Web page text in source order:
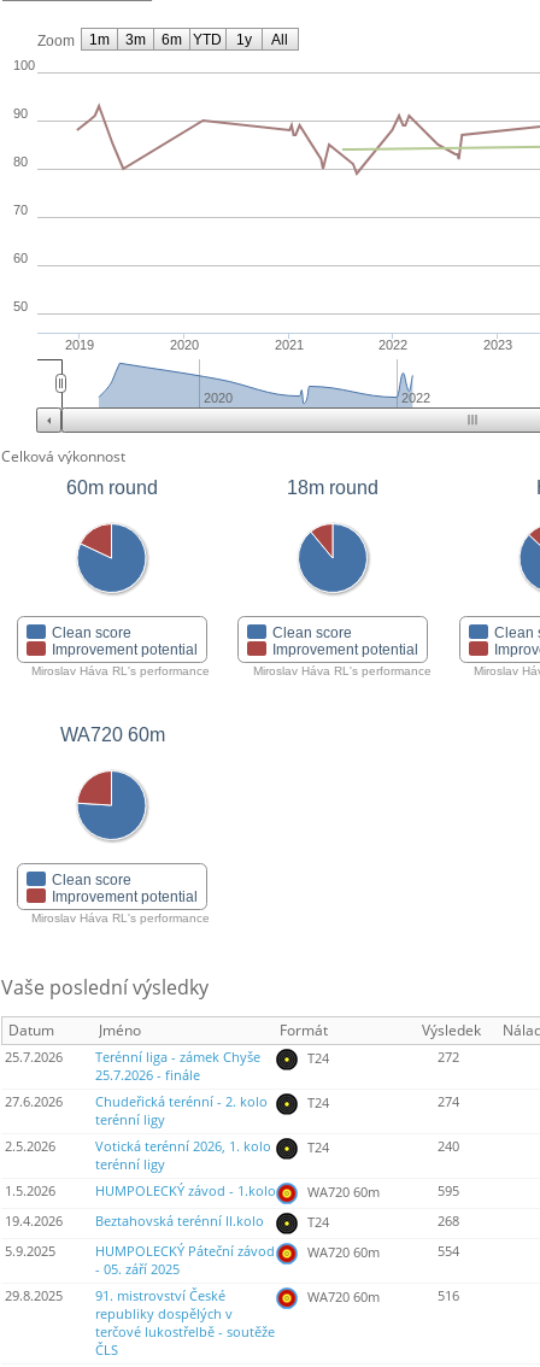
Zoom
2019 2020 2021 2022 2023
50
60
70
80
90
100
2020 2022
1m 3m 6m YTD 1y All
Celková výkonnost
60m round
Clean score
Improvement potential
Miroslav Háva RL's performance
18m round
Clean score
Improvement potential
Miroslav Háva RL's performance
Clean
Miroslav
WA720 60m
Clean score
Improvement potential
Miroslav Háva RL's performance
Vaše poslední výsledky
Datum Jméno Formát Výsledek
25.7.2026
Terénní liga - zámek Chyše
25.7.2026 - finále
T24 272
27.6.2026
Chudeřická terénní - 2. kolo
terénní ligy
T24 274
2.5.2026
Votická terénní 2026, 1. kolo
terénní ligy
T24 240
1.5.2026 HUMPOLECKÝ závod - 1.kolo WA720 60m
595
19.4.2026
Beztahovská terénní II.kolo T24
268
5.9.2025
HUMPOLECKÝ Páteční závod
- 05. září 2025
WA720 60m 554
29.8.2025
91. mistrovství České
republiky dospělých v
terčové lukostřelbě - soutěže
ČLS
WA720 60m 516